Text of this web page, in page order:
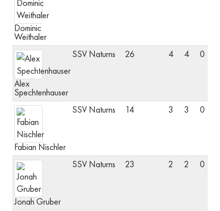
Dominic
Weithaler
Alex
Spechtenhauser
SSV Naturns 26 4 4 0
Fabian Nischler
SSV Naturns 14 3 3 0
Jonah Gruber
SSV Naturns 23 2 2 0